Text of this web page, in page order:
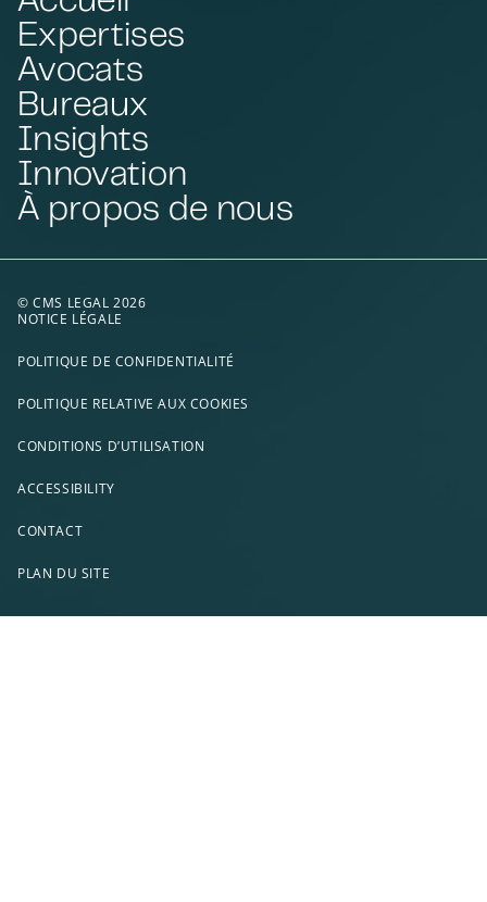
Expertises
Avocats
Bureaux
Insights
Innovation
À propos de nous
© CMS LEGAL 2026
NOTICE LÉGALE
POLITIQUE DE CONFIDENTIALITÉ
POLITIQUE RELATIVE AUX COOKIES
CONDITIONS D’UTILISATION
ACCESSIBILITY
CONTACT
PLAN DU SITE